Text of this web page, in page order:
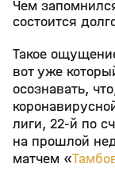
Чем
состоится
Такое
вот уже
осознавать,
лиги, 22-й по
на прошлой
матчем «